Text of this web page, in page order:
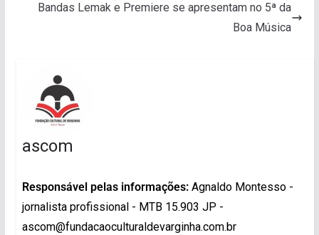
Bandas Lemak e Premiere se apresentam no 5ª da
Boa Música
ascom
Responsável pelas informações:Agnaldo Montesso -
jornalista profissional - MTB 15.903 JP -
ascom@fundacaoculturaldevarginha.com.br